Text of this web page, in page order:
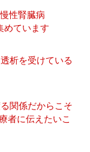
性腎臓病
めています
析を受けている
関係だからこそ
者に伝えたいこ